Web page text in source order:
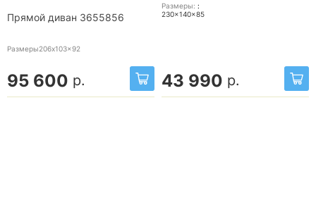
Прямой диван 3655856
Размеры206x103x92
95 600 р.
Размеры: :
230x140x85
43 990 р.